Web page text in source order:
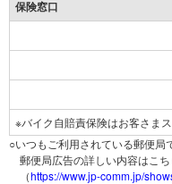
保険窓口
※バイク自賠責保険はお客さま
○いつもご利用されている郵便局
郵便局広告の詳しい内容はこ
（https://www.jp-comm.jp/